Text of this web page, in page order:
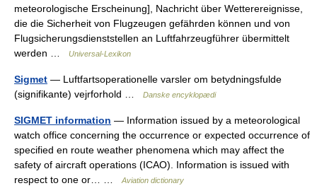
meteorologische Erscheinung], Nachricht über Wetterereignisse,
die die Sicherheit von Flugzeugen gefährden können und von
Flugsicherungsdienststellen an Luftfahrzeugführer übermittelt
werden …
Universal-Lexikon
Sigmet — Luftfartsoperationelle varsler om betydningsfulde
(signifikante) vejrforhold …
Danske encyklopædi
SIGMET information — Information issued by a meteorological
watch office concerning the occurrence or expected occurrence of
specified en route weather phenomena which may affect the
safety of aircraft operations (ICAO). Information is issued with
respect to one or… …
Aviation dictionary